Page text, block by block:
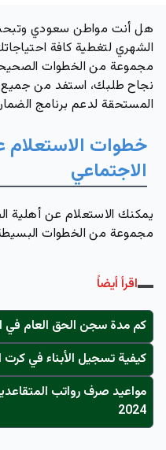
هل أنت مواطن سعودي
الشهري لتغطية كافة
مجموعة من الخطوات
نجاح طلبك، استفد من جميع
المستحقة لدعم برنامج
خطوات الاستعلام
الاجتماعي
يمكنك الاستعلام عن أهلية
مجموعة من الخطوات
اقرأ أيضاً
كم مدة سجن الحق العام في
كيفية تسجيل الأبناء في كرت
مواعيد صرف رواتب
2024